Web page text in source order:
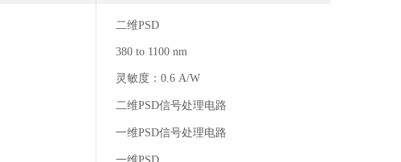
二维PSD
380 to 1100 nm
灵敏度：0.6 A/W
二维PSD信号处理电路
一维PSD信号处理电路